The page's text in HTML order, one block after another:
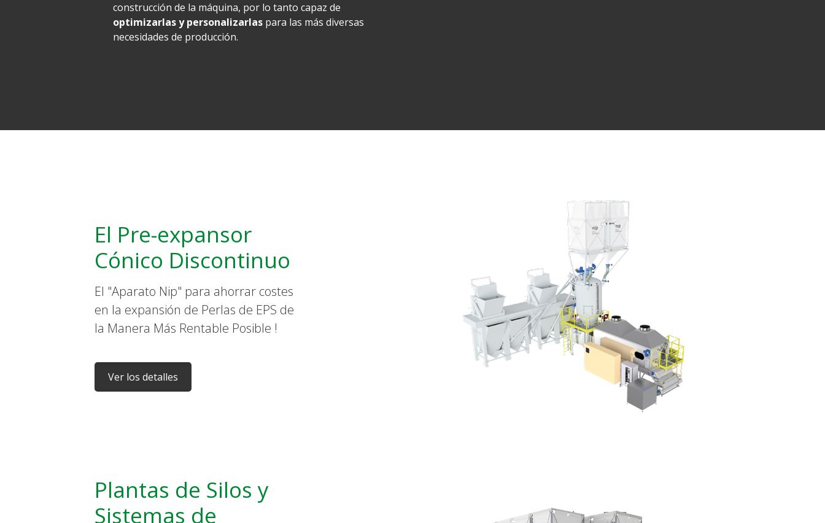
construcción de la máquina, por lo tanto capaz de
optimizarlas y personalizarlas para las más diversas
necesidades de producción.
El Pre-expansor
Cónico Discontinuo
El "Aparato Nip" para ahorrar costes
en la expansión de Perlas de EPS de
la Manera Más Rentable Posible !
Ver los detalles
Plantas de Silos y
Sistemas de